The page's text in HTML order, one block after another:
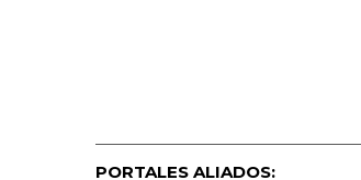
PORTALES ALIADOS: